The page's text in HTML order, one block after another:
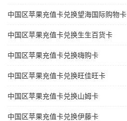
中国区苹果充值卡兑换望海国际购物卡
中国区苹果充值卡兑换生生百货卡
中国区苹果充值卡兑换嗨购卡
中国区苹果充值卡兑换旺佳旺卡
中国区苹果充值卡兑换山姆卡
中国区苹果充值卡兑换伊藤卡